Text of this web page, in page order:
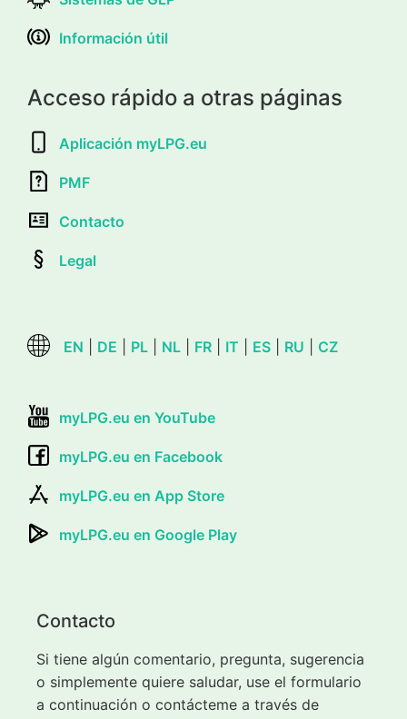
Información útil
Acceso rápido a otras páginas
Aplicación myLPG.eu
PMF
Contacto
Legal
EN DE PL NL FR IT ES RU CZ
myLPG.eu en YouTube
myLPG.eu en Facebook
myLPG.eu en App Store
myLPG.eu en Google Play
Contacto
Si tiene algún comentario, pregunta, sugerencia
o simplemente quiere saludar, use el formulario
a continuación o contácteme a través de